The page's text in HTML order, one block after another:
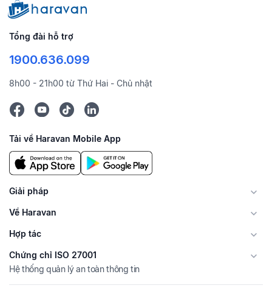
Tổng đài hỗ trợ
1900.636.099
8h00 - 21h00 từ Thứ Hai - Chủ nhật
Tải về Haravan Mobile App
Giải pháp
Về Haravan
Hợp tác
Chứng chỉ ISO 27001
Hệ thống quản lý an toàn thông tin